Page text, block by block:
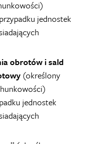
jednostek
obrotów i sald
(określony
jednostek